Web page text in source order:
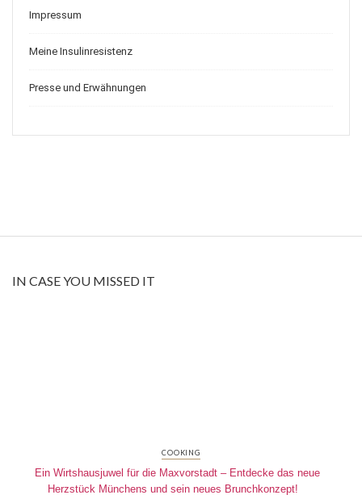
Impressum
Meine Insulinresistenz
Presse und Erwähnungen
IN CASE YOU MISSED IT
COOKING
Ein Wirtshausjuwel für die Maxvorstadt – Entdecke das neue
Herzstück Münchens und sein neues Brunchkonzept!